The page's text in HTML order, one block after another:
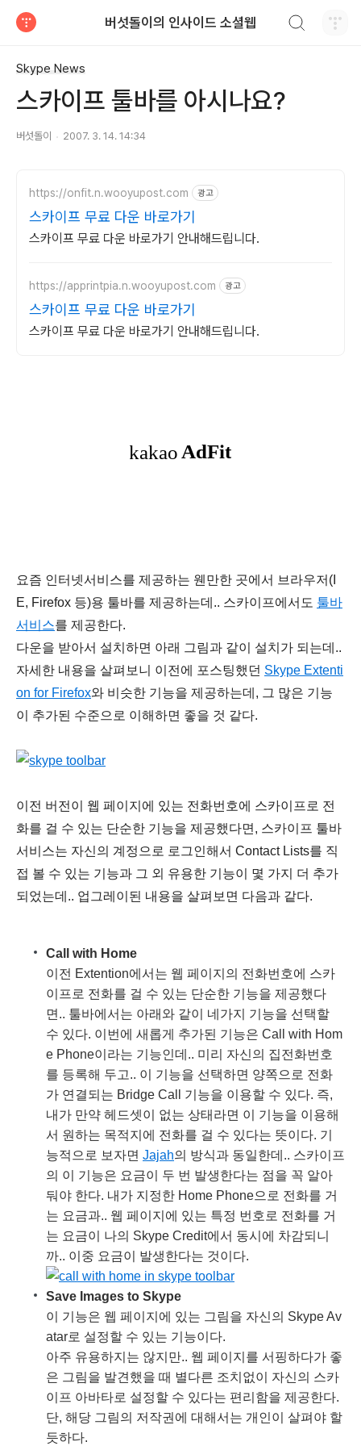
버섯돌이의 인사이드 소셜웹
Skype News
스카이프 툴바를 아시나요?
버섯돌이 2007. 3. 14. 14:34
https://onfit.n.wooyupost.com 광고
스카이프 무료 다운 바로가기
스카이프 무료 다운 바로가기 안내해드립니다.
https://apprintpia.n.wooyupost.com 광고
스카이프 무료 다운 바로가기
스카이프 무료 다운 바로가기 안내해드립니다.
요즘 인터넷서비스를 제공하는 웬만한 곳에서 브라우저(I
E, Firefox 등)용 툴바를 제공하는데.. 스카이프에서도 툴바
서비스를 제공한다.
다운을 받아서 설치하면 아래 그림과 같이 설치가 되는데..
자세한 내용을 살펴보니 이전에 포스팅했던 Skype Extenti
on for Firefox와 비슷한 기능을 제공하는데, 그 많은 기능
이 추가된 수준으로 이해하면 좋을 것 같다.
이전 버전이 웹 페이지에 있는 전화번호에 스카이프로 전
화를 걸 수 있는 단순한 기능을 제공했다면, 스카이프 툴바
서비스는 자신의 계정으로 로그인해서 Contact Lists를 직
접 볼 수 있는 기능과 그 외 유용한 기능이 몇 가지 더 추가
되었는데.. 업그레이된 내용을 살펴보면 다음과 같다.
Call with Home
이전 Extention에서는 웹 페이지의 전화번호에 스카
이프로 전화를 걸 수 있는 단순한 기능을 제공했다
면.. 툴바에서는 아래와 같이 네가지 기능을 선택할
수 있다. 이번에 새롭게 추가된 기능은 Call with Hom
e Phone이라는 기능인데.. 미리 자신의 집전화번호
를 등록해 두고.. 이 기능을 선택하면 양쪽으로 전화
가 연결되는 Bridge Call 기능을 이용할 수 있다. 즉,
내가 만약 헤드셋이 없는 상태라면 이 기능을 이용해
서 원하는 목적지에 전화를 걸 수 있다는 뜻이다. 기
능적으로 보자면 Jajah의 방식과 동일한데.. 스카이프
의 이 기능은 요금이 두 번 발생한다는 점을 꼭 알아
둬야 한다. 내가 지정한 Home Phone으로 전화를 거
는 요금과.. 웹 페이지에 있는 특정 번호로 전화를 거
는 요금이 나의 Skype Credit에서 동시에 차감되니
까.. 이중 요금이 발생한다는 것이다.
Save Images to Skype
이 기능은 웹 페이지에 있는 그림을 자신의 Skype Av
atar로 설정할 수 있는 기능이다.
아주 유용하지는 않지만.. 웹 페이지를 서핑하다가 좋
은 그림을 발견했을 때 별다른 조치없이 자신의 스카
이프 아바타로 설정할 수 있다는 편리함을 제공한다.
단, 해당 그림의 저작권에 대해서는 개인이 살펴야 할
듯하다.